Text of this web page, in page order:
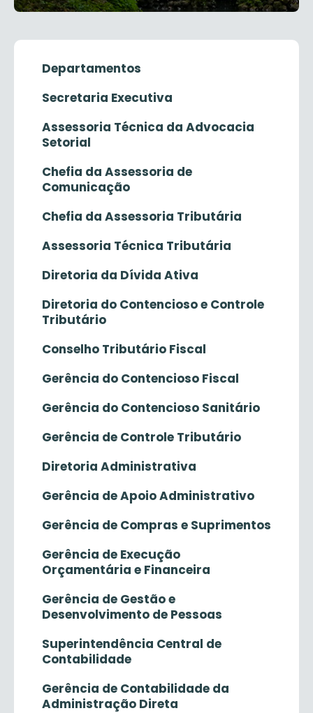
Departamentos
Secretaria Executiva
Assessoria Técnica da Advocacia
Setorial
Chefia da Assessoria de
Comunicação
Chefia da Assessoria Tributária
Assessoria Técnica Tributária
Diretoria da Dívida Ativa
Diretoria do Contencioso e Controle
Tributário
Conselho Tributário Fiscal
Gerência do Contencioso Fiscal
Gerência do Contencioso Sanitário
Gerência de Controle Tributário
Diretoria Administrativa
Gerência de Apoio Administrativo
Gerência de Compras e Suprimentos
Gerência de Execução
Orçamentária e Financeira
Gerência de Gestão e
Desenvolvimento de Pessoas
Superintendência Central de
Contabilidade
Gerência de Contabilidade da
Administração Direta